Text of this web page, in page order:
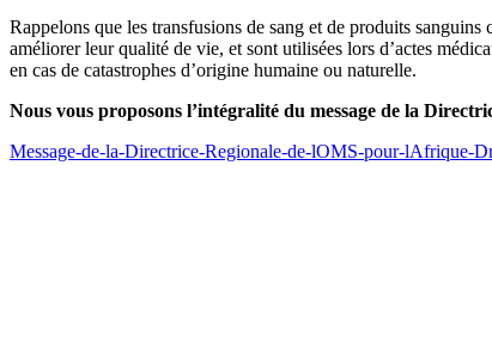
Rappelons que les transfusions de sang et de produits
améliorer leur qualité de vie, et sont utilisées lors d’actes
en cas de catastrophes d’origine humaine ou naturelle.
Nous vous proposons l’intégralité du message de la
Message-de-la-Directrice-Regionale-de-lOMS-pour-lAfrique-